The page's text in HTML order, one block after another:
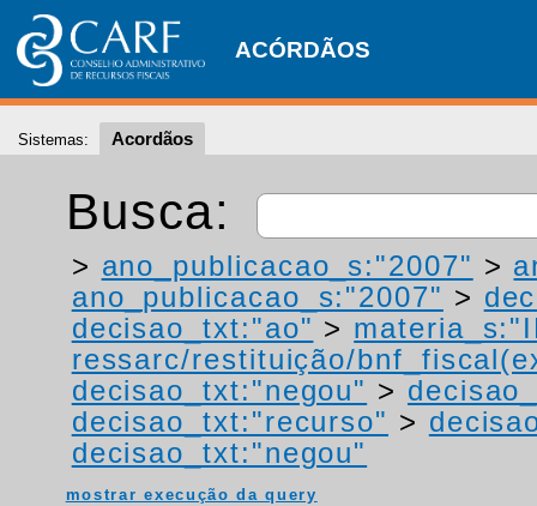
ACÓRDÃOS
Sistemas: Acordãos
Busca:
> ano_publicacao_s:"2007" >
ano_publicacao_s:"2007" >
decisao_txt:"ao" >
ressarc/restituição/
decisao_txt:"negou" >
decisao_txt:"recurso" >
decisao_txt:"negou"
mostrar execução da query